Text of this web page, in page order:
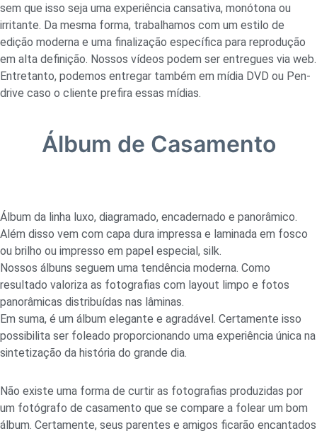
sem que isso seja uma experiência cansativa, monótona ou
irritante. Da mesma forma, trabalhamos com um estilo de
edição moderna e uma finalização específica para reprodução
em alta definição. Nossos vídeos podem ser entregues via web.
Entretanto, podemos entregar também em mídia DVD ou Pen-
drive caso o cliente prefira essas mídias.
Álbum de Casamento
Álbum da linha luxo, diagramado, encadernado e panorâmico.
Além disso vem com capa dura impressa e laminada em fosco
ou brilho ou impresso em papel especial, silk.
Nossos álbuns seguem uma tendência moderna. Como
resultado valoriza as fotografias com layout limpo e fotos
panorâmicas distribuídas nas lâminas.
Em suma, é um álbum elegante e agradável. Certamente isso
possibilita ser foleado proporcionando uma experiência única na
sintetização da história do grande dia.
Não existe uma forma de curtir as fotografias produzidas por
um fotógrafo de casamento que se compare a folear um bom
álbum. Certamente, seus parentes e amigos ficarão encantados